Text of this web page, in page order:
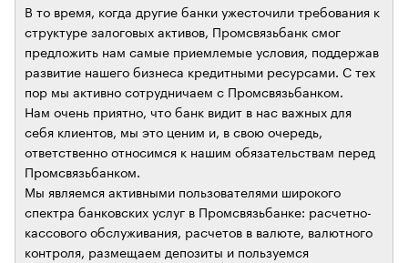
В то время, когда другие банки ужесточили требования к
структуре залоговых активов, Промсвязьбанк смог
предложить нам самые приемлемые условия, поддержав
развитие нашего бизнеса кредитными ресурсами. С тех
пор мы активно сотрудничаем с Промсвязьбанком.
Нам очень приятно, что банк видит в нас важных для
себя клиентов, мы это ценим и, в свою очередь,
ответственно относимся к нашим обязательствам перед
Промсвязьбанком.
Мы являемся активными пользователями широкого
спектра банковских услуг в Промсвязьбанке: расчетно-
кассового обслуживания, расчетов в валюте, валютного
контроля, размещаем депозиты и пользуемся